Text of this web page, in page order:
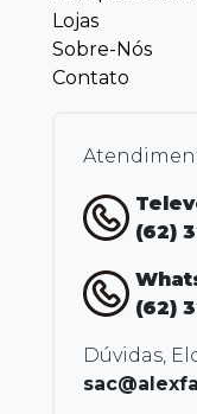
Lojas
Sobre-Nós
Contato
(62)
(62)
Dúvidas,